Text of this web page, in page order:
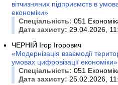
вітчизняних підприємств в
економіки»
Спеціальність: 051
Дата захисту: 29.04.2026,
ЧЕРНІЙ Ігор Ігорович
«Модернізація взаємодії
умовах цифровізації економіки»
Спеціальність: 051
Дата захисту: 25.02.2026,